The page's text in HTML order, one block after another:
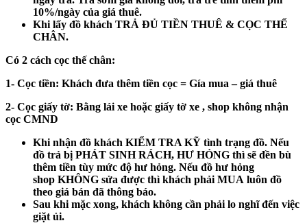
10%/ngày của giá thuê.
Khi lấy đồ khách TRẢ ĐỦ TIỀN THUÊ & CỌC THẾ
CHÂN.
Có 2 cách cọc thế chân:
1- Cọc tiền: Khách đưa thêm tiền cọc = Gía mua – giá thuê
2- Cọc giấy tờ: Bằng lái xe hoặc giấy tờ xe , shop không nhận
cọc CMND
Khi nhận đồ khách KIỂM TRA KỸ tình trạng đồ. Nếu
đồ trả bị PHÁT SINH RÁCH, HƯ HỎNG thì sẽ đền bù
thêm tiền tùy mức độ hư hỏng. Nếu đồ hư hỏng
shop KHÔNG sửa được thì khách phải MUA luôn đồ
theo giá bán đã thông báo.
Sau khi mặc xong, khách không cần phải lo nghĩ đến việc
giặt ủi.